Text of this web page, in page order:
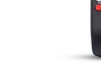
Telecomenzi Schneider